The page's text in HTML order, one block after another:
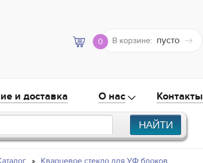
0 В корзине: пусто
и доставка О нас Контакты